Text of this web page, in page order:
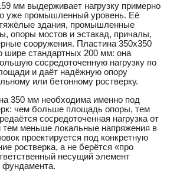
мм выдерживает нагрузку примерно
уже промышленный уровень. Её
здания, промышленные
опоры мостов и эстакад, причалы,
сооружения. Пластина 350х350
шире стандартных 200 мм: она
сосредоточенную нагрузку по
и даёт надёжную опору
или бетонному ростверку.
350 мм необходима именно под
чем больше площадь опоры, тем
сосредоточенная нагрузка от
тем меньше локальные напряжения в
проектируется под конкретную
ростверка, а не берётся «про
несущий элемент